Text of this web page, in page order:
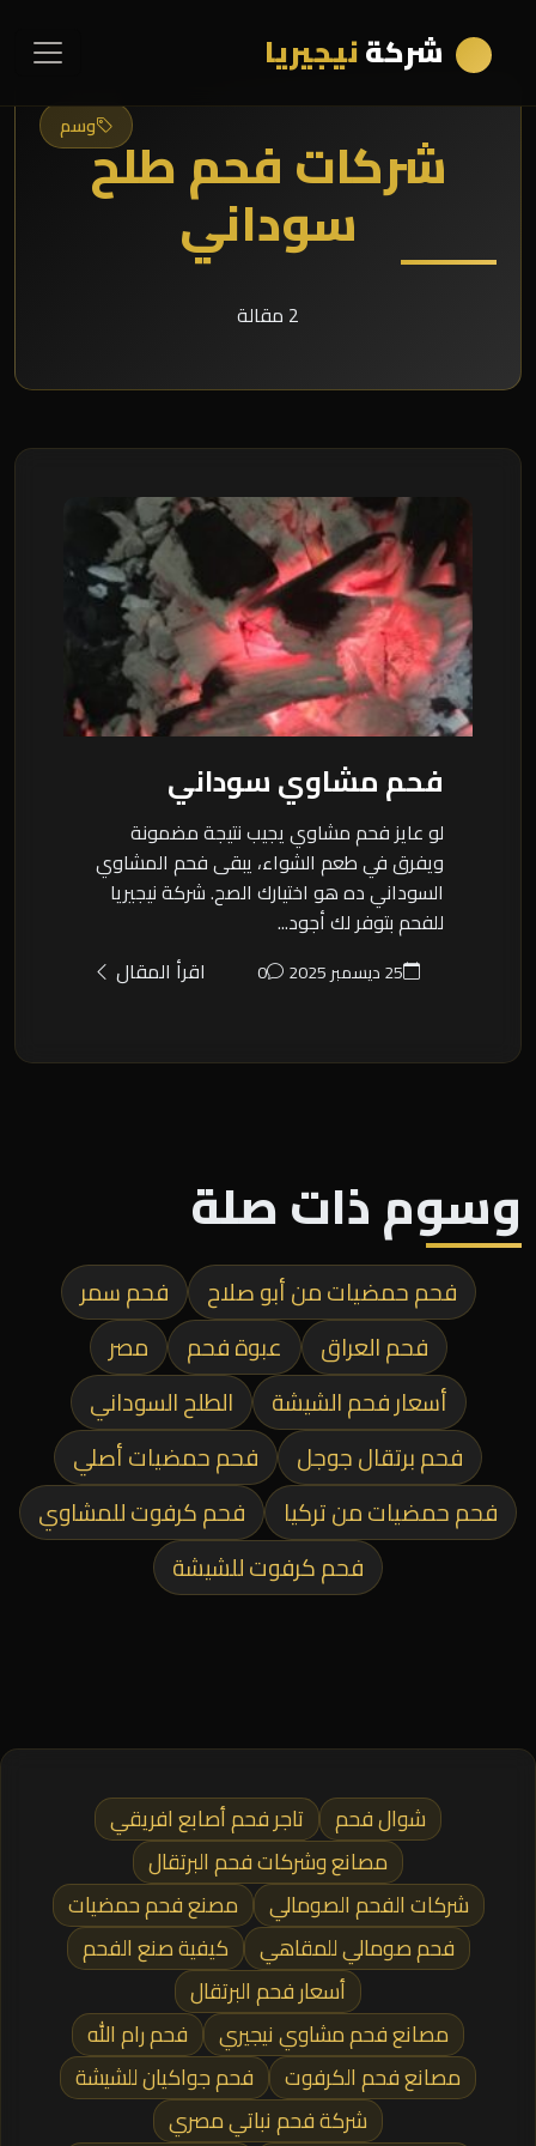
شركةنيجيريا
وسمشركات فحم طلح
سوداني
2 مقالة
فحم مشاوي سوداني
لو عايز فحم مشاوي يجيب نتيجة مضمونة
ويفرق في طعم الشواء، يبقى فحم المشاوي
السوداني ده هو اختيارك الصح. شركة نيجيريا
للفحم بتوفر لك أجود...
25 ديسمبر 2025 0 اقرأ المقال
وسوم ذات صلة
فحم حمضيات من أبو صلاح
فحم سمر
فحم العراق
عبوة فحم
مصر
أسعار فحم الشيشة
الطلح السوداني
فحم برتقال جوجل
فحم حمضيات أصلي
فحم حمضيات من تركيا
فحم كرفوت للمشاوي
فحم كرفوت للشيشة
شوال فحم
تاجر فحم أصابع افريقي
مصانع وشركات فحم البرتقال
شركات الفحم الصومالي
مصنع فحم حمضيات
فحم صومالي للمقاهي
كيفية صنع الفحم
أسعار فحم البرتقال
مصانع فحم مشاوي نيجيري
فحم رام الله
مصانع فحم الكرفوت
فحم جواكيان للشيشة
شركة فحم نباتي مصري